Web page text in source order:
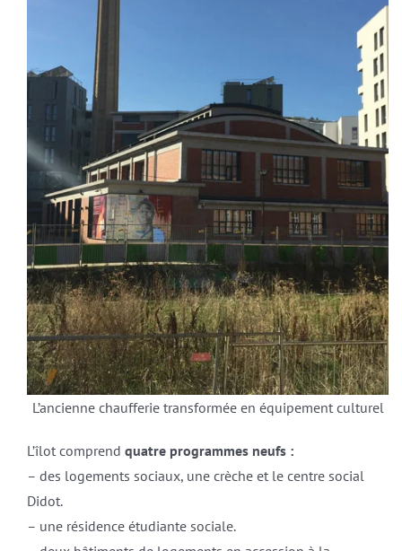
L’ancienne chaufferie transformée en équipement culturel
L’îlot comprend quatre programmes neufs :
– des logements sociaux, une crèche et le centre social
Didot.
– une résidence étudiante sociale.